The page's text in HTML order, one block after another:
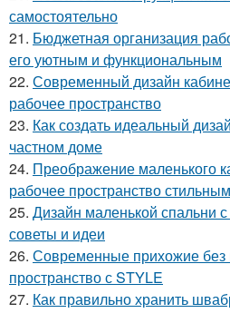
самостоятельно
21. Бюджетная организация
его уютным и функциональным
22. Современный дизайн
рабочее пространство
23. Как создать идеальный
частном доме
24. Преображение маленького
рабочее пространство
25. Дизайн маленькой спальни
советы и идеи
26. Современные прихожие без
пространство с STYLE
27. Как правильно хранить